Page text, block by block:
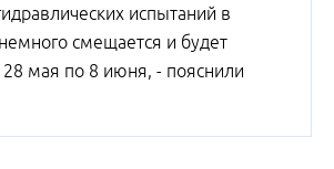
испытаний в
смещается и будет
28 мая по 8 июня, - пояснили